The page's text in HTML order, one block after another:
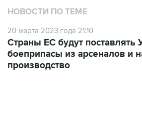
НОВОСТИ ПО ТЕМЕ
20 марта 2023 года 21:10
Страны ЕС будут поставлять
боеприпасы из арсеналов и
производство